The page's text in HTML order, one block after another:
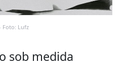
Foto: Lufz
sob medida